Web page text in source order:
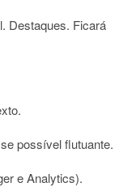
Destaques. Ficará
possível flutuante.
e Analytics).